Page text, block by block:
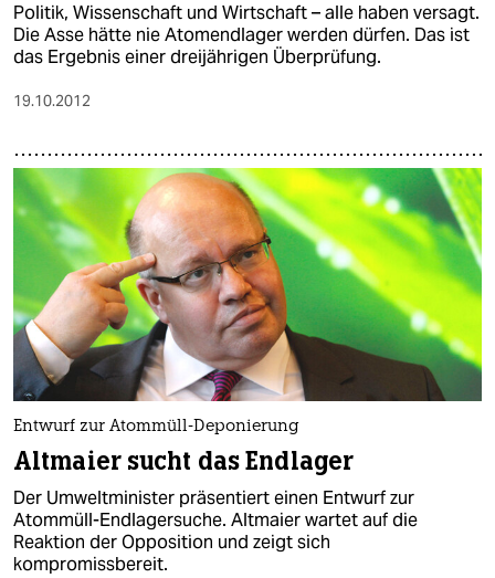
Politik, Wissenschaft und Wirtschaft – alle haben versagt.
Die Asse hätte nie Atomendlager werden dürfen. Das ist
das Ergebnis einer dreijährigen Überprüfung.
19.10.2012
Entwurf zur Atommüll-Deponierung
Altmaier sucht das Endlager
Der Umweltminister präsentiert einen Entwurf zur
Atommüll-Endlagersuche. Altmaier wartet auf die
Reaktion der Opposition und zeigt sich
kompromissbereit.